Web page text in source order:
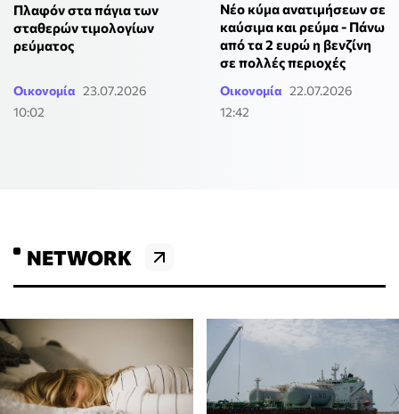
Πλαφόν στα πάγια των
σταθερών τιμολογίων
ρεύματος
Οικονομία 23.07.2026
10:02
Νέο κύμα ανατιμήσεων σε
καύσιμα και ρεύμα - Πάνω
από τα 2 ευρώ η βενζίνη
σε πολλές περιοχές
Οικονομία 22.07.2026
12:42
NETWORK